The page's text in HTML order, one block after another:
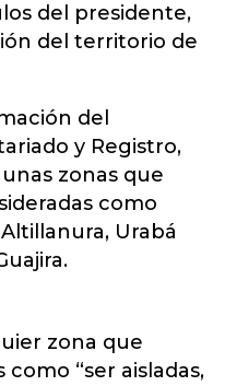
del presidente,
del territorio de
del
y Registro,
zonas que
como
Urabá
zona que
“ser aisladas,